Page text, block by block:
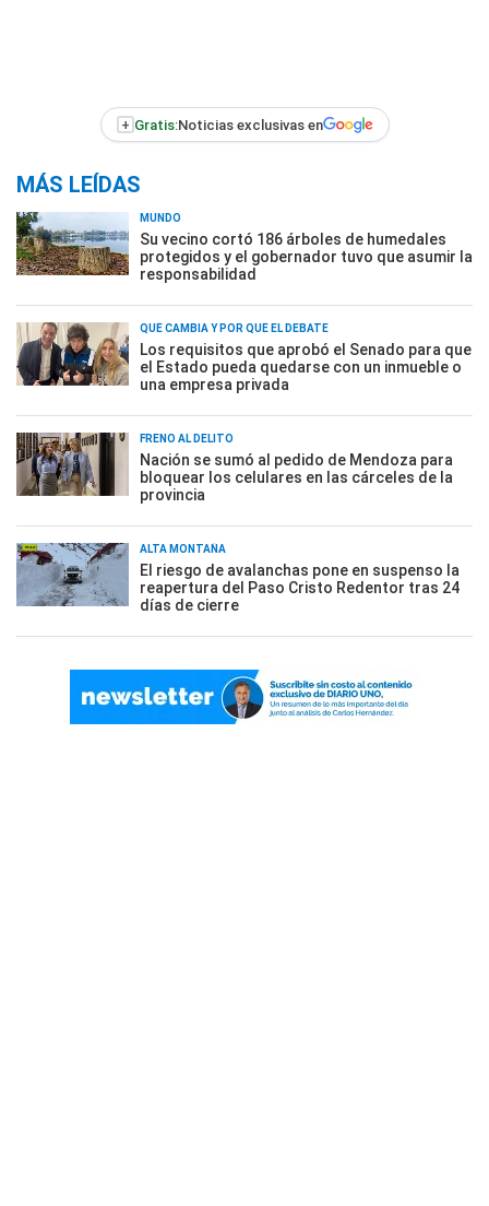
+ Gratis:Noticias exclusivas en
MÁS LEÍDAS
MUNDO
Su vecino cortó 186 árboles de humedales
protegidos y el gobernador tuvo que asumir la
responsabilidad
QUÉ CAMBIA Y POR QUÉ EL DEBATE
Los requisitos que aprobó el Senado para que
el Estado pueda quedarse con un inmueble o
una empresa privada
FRENO AL DELITO
Nación se sumó al pedido de Mendoza para
bloquear los celulares en las cárceles de la
provincia
ALTA MONTAÑA
El riesgo de avalanchas pone en suspenso la
reapertura del Paso Cristo Redentor tras 24
días de cierre